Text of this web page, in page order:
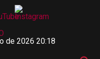
de 2026 20:18